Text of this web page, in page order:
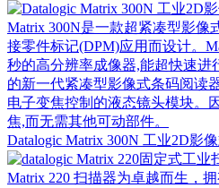
Matrix 300N是一款超紧凑型影像
接零件标记(DPM)应用而设计。
秒的高分辨率成像器,能超快速进
的新一代紧凑型影像式条码阅读
电子变焦控制的液态镜头模块。
焦,而无需其他可动部件。
Datalogic Matrix 300N 工业2D影
Matrix 220 扫描器为卓越而生，